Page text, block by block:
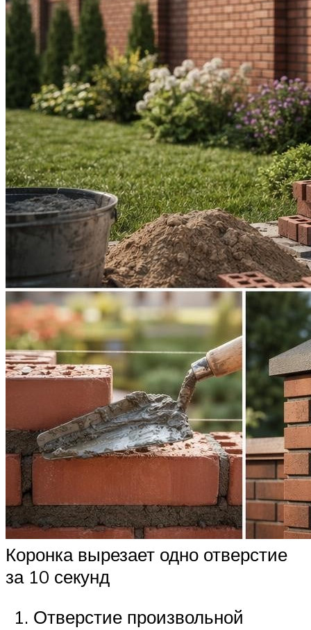
Коронка вырезает одно отверстие
за 10 секунд
Отверстие произвольной